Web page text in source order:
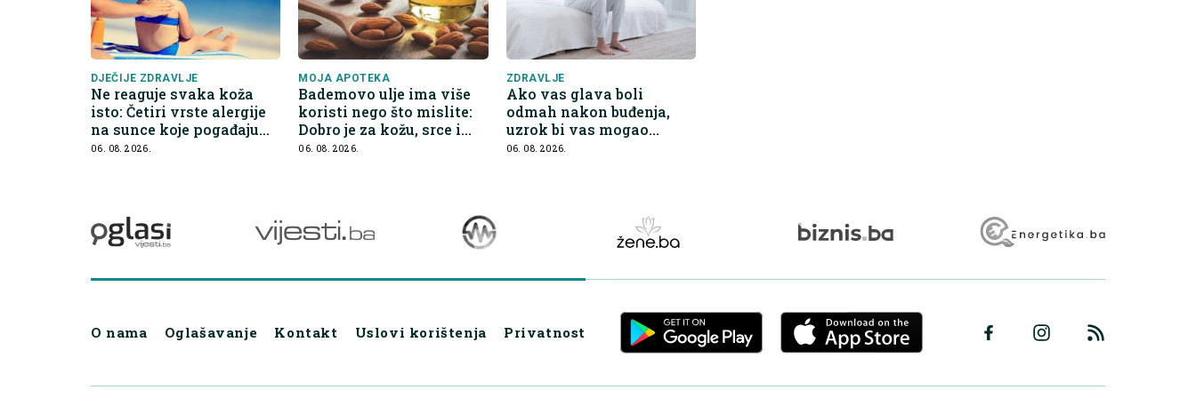
DJEČIJE ZDRAVLJE
Ne reaguje svaka koža
isto: Četiri vrste alergije
na sunce koje pogađaju
djecu
06. 08. 2026.
MOJA APOTEKA
Bademovo ulje ima više
koristi nego što mislite:
Dobro je za kožu, srce i
kontrolu apetita
06. 08. 2026.
ZDRAVLJE
Ako vas glava boli
odmah nakon buđenja,
uzrok bi vas mogao
iznenaditi
06. 08. 2026.
O nama Oglašavanje Kontakt Uslovi korištenja Privatnost